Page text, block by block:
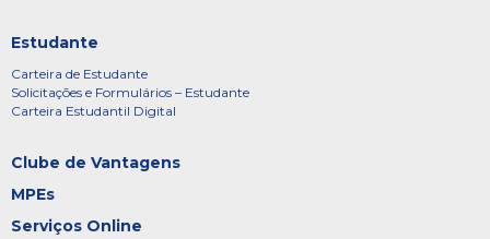
Estudante
Carteira de Estudante
Solicitações e Formulários – Estudante
Carteira Estudantil Digital
Clube de Vantagens
MPEs
Serviços Online